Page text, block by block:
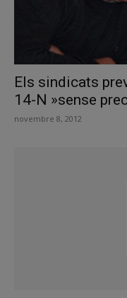
Els sindicats
14-N »sense
novembre 8, 2012